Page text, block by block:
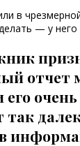
отчет
его
так